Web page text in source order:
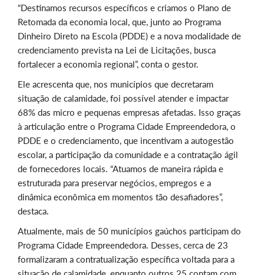
“Destinamos recursos específicos e criamos o Plano de
Retomada da economia local, que, junto ao Programa
Dinheiro Direto na Escola (PDDE) e a nova modalidade de
credenciamento prevista na Lei de Licitações, busca
fortalecer a economia regional”, conta o gestor.
Ele acrescenta que, nos municípios que decretaram
situação de calamidade, foi possível atender e impactar
68% das micro e pequenas empresas afetadas. Isso graças
à articulação entre o Programa Cidade Empreendedora, o
PDDE e o credenciamento, que incentivam a autogestão
escolar, a participação da comunidade e a contratação ágil
de fornecedores locais. “Atuamos de maneira rápida e
estruturada para preservar negócios, empregos e a
dinâmica econômica em momentos tão desafiadores”,
destaca.
Atualmente, mais de 50 municípios gaúchos participam do
Programa Cidade Empreendedora. Desses, cerca de 23
formalizaram a contratualização específica voltada para a